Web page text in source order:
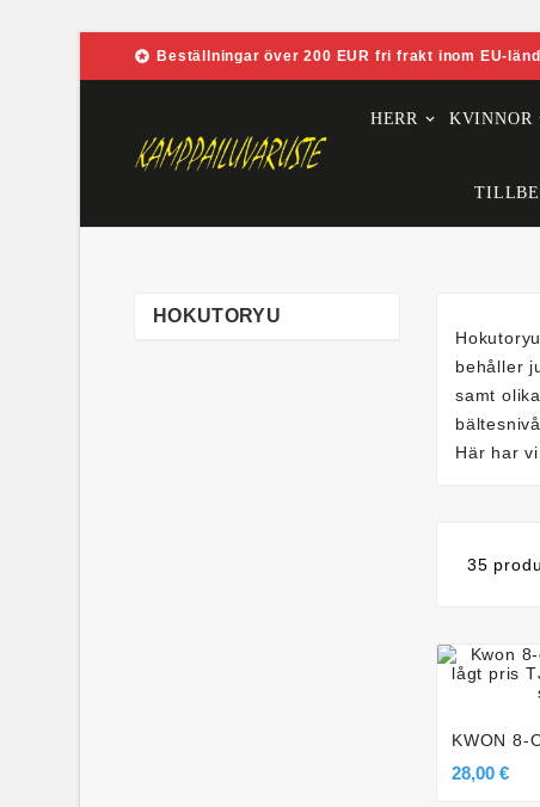
 Beställningar över 200 EUR fri frakt inom EU-
HERR KVINNOR
HOKUTORYU
behåller
samt
Här har
35

KWON 8-
28,00 €